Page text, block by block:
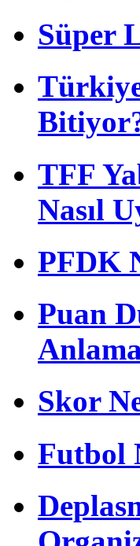
Süper
TFF
Nasıl
PFDK
Puan
Skor
Futbol